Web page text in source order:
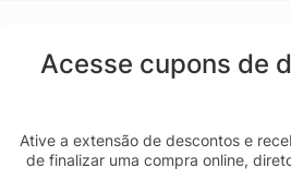
Acesse cupons de
Ative a extensão de descontos e
de finalizar uma compra online,